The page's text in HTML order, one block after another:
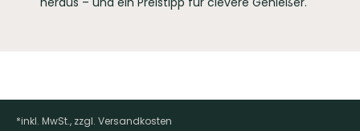
Footer-Menü
*inkl. MwSt., zzgl. Versandkosten